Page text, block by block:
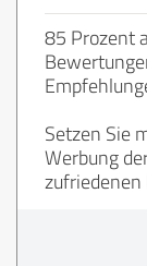
85 Prozent
Setzen Sie
Werbung
zufriedenen